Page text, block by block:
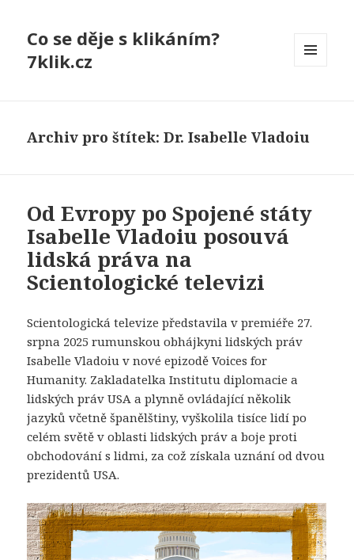
Co se děje s klikáním?
7klik.cz
Archiv pro štítek: Dr. Isabelle Vladoiu
Od Evropy po Spojené státy
Isabelle Vladoiu posouvá
lidská práva na
Scientologické televizi
Scientologická televize představila v premiéře 27.
srpna 2025 rumunskou obhájkyni lidských práv
Isabelle Vladoiu v nové epizodě Voices for
Humanity. Zakladatelka Institutu diplomacie a
lidských práv USA a plynně ovládající několik
jazyků včetně španělštiny, vyškolila tisíce lidí po
celém světě v oblasti lidských práv a boje proti
obchodování s lidmi, za což získala uznání od dvou
prezidentů USA.